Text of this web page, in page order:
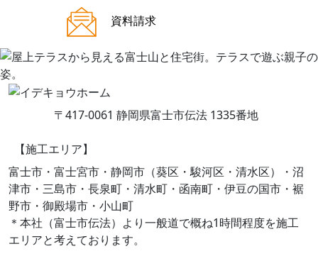
資料請求
〒417-0061 静岡県富士市伝法 1335番地
【施工エリア】
富士市・富士宮市・静岡市（葵区・駿河区・清水区）・沼
津市・三島市・長泉町・清水町・函南町・伊豆の国市・裾
野市・御殿場市・小山町
＊本社（富士市伝法）より一般道で概ね1時間程度を施工
エリアと考えております。